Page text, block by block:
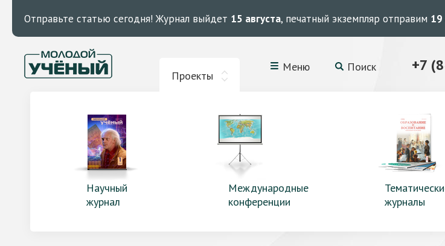
Отправьте статью сегодня! Журнал выйдет 15 августа, печатный экземпляр отправим 19
Проекты
Меню Поиск +7
Научный
журнал
Международные
конференции
журналы